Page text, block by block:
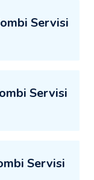
Servisi
Servisi
Servisi